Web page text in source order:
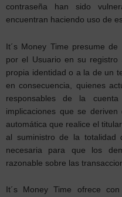
contraseña han sido
encuentran haciendo uso de
It´s Money Time presume
por el Usuario en su
propia identidad o a la de un
en consecuencia, quienes
responsables de la
implicaciones que se
automática que realice el
al suministro de la totalidad
necesaria para que los
razonable sobre las
It´s Money Time ofrece